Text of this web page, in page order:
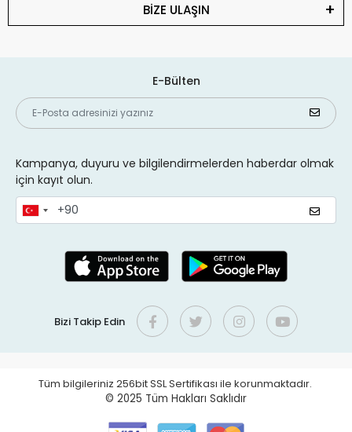
BİZE ULAŞIN
E-Bülten
Kampanya, duyuru ve bilgilendirmelerden haberdar olmak
için kayıt olun.
Bizi Takip Edin
Tüm bilgileriniz 256bit SSL Sertifikası ile korunmaktadır.
© 2025 Tüm Hakları Saklıdır